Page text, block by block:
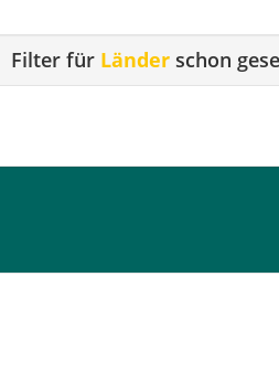
Filter für Länderschon